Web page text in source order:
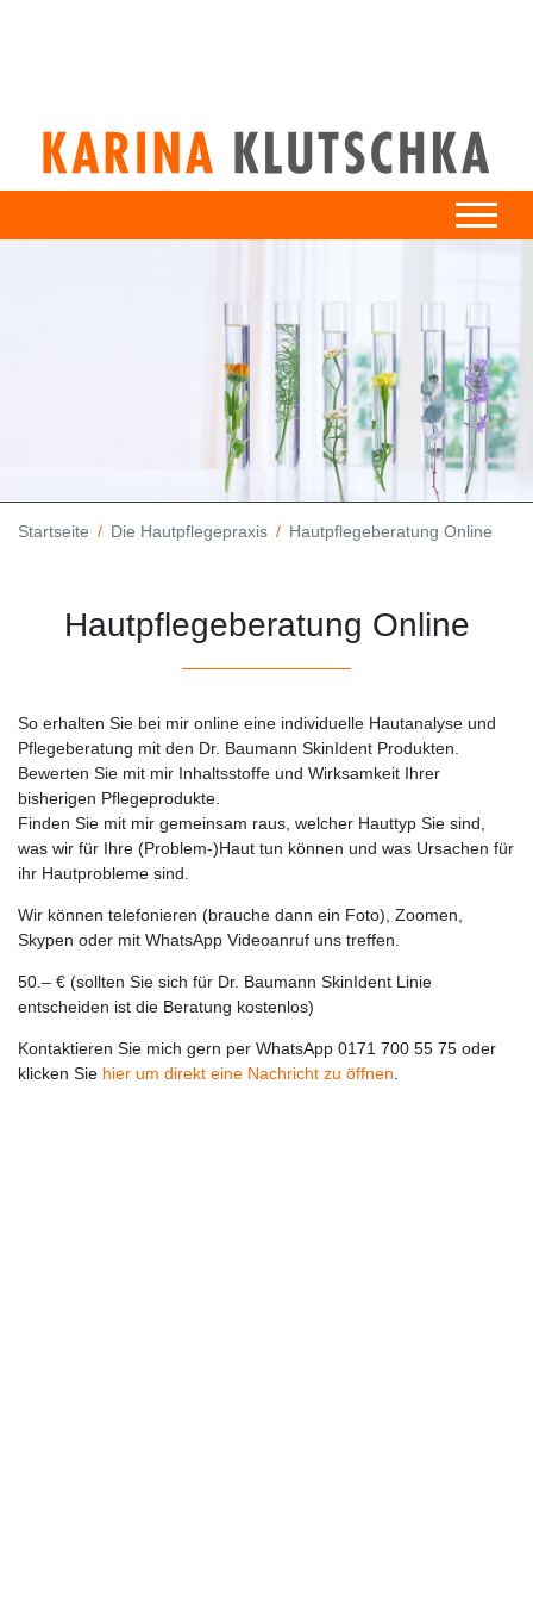
Startseite Die Hautpflegepraxis Hautpflegeberatung Online
Hautpflegeberatung Online
So erhalten Sie bei mir online eine individuelle Hautanalyse und
Pflegeberatung mit den Dr. Baumann SkinIdent Produkten.
Bewerten Sie mit mir Inhaltsstoffe und Wirksamkeit Ihrer
bisherigen Pflegeprodukte.
Finden Sie mit mir gemeinsam raus, welcher Hauttyp Sie sind,
was wir für Ihre (Problem-)Haut tun können und was Ursachen für
ihr Hautprobleme sind.
Wir können telefonieren (brauche dann ein Foto), Zoomen,
Skypen oder mit WhatsApp Videoanruf uns treffen.
50.– € (sollten Sie sich für Dr. Baumann SkinIdent Linie
entscheiden ist die Beratung kostenlos)
Kontaktieren Sie mich gern per WhatsApp 0171 700 55 75 oder
klicken Sie hier um direkt eine Nachricht zu öffnen